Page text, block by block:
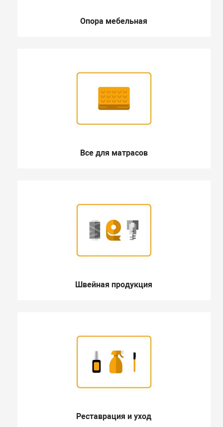
Опора мебельная
Все для матрасов
Швейная продукция
Реставрация и уход